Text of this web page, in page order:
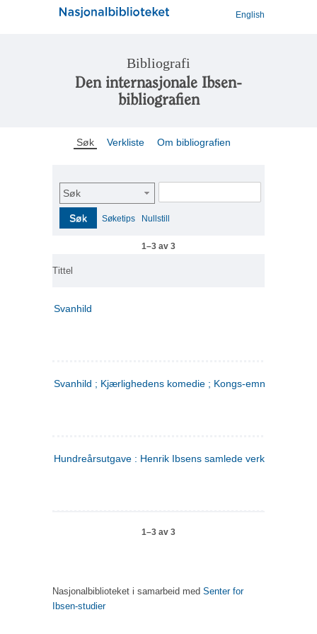
English
Bibliografi
Den internasjonale Ibsen-
bibliografien
Søk Verkliste Om bibliografien
Søk
Søk Søketips Nullstill
1–3 av 3
Tittel
Svanhild
Svanhild ; Kjærlighedens komedie ; Kongs-emnerne
Hundreårsutgave : Henrik Ibsens samlede verker. 4
1–3 av 3
Nasjonalbiblioteket i samarbeid med Senter for
Ibsen-studier